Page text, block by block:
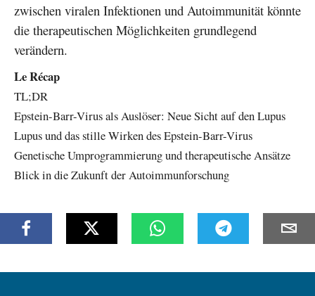
zwischen viralen Infektionen und Autoimmunität könnte
die therapeutischen Möglichkeiten grundlegend
verändern.
Le Récap
TL;DR
Epstein-Barr-Virus als Auslöser: Neue Sicht auf den Lupus
Lupus und das stille Wirken des Epstein-Barr-Virus
Genetische Umprogrammierung und therapeutische Ansätze
Blick in die Zukunft der Autoimmunforschung